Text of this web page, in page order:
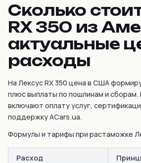
Сколько
RX 350 из
актуальные
расходы
На Лексус RX 350 цена в США
плюс выплаты по пошлинам и сборам.
включают оплату услуг,
поддержку ACars.ua.
Формулы и тарифы при растаможке
Расход